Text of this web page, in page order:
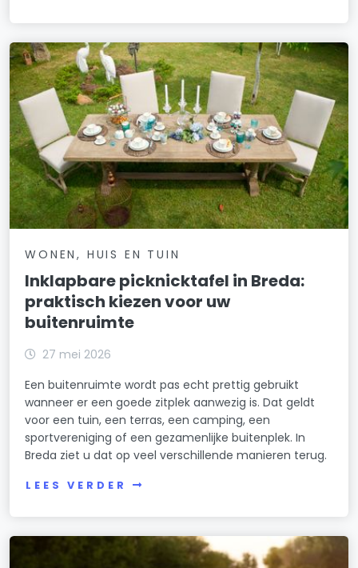
WONEN, HUIS EN TUIN
Inklapbare picknicktafel in Breda:
praktisch kiezen voor uw
buitenruimte
27 mei 2026
Een buitenruimte wordt pas echt prettig gebruikt
wanneer er een goede zitplek aanwezig is. Dat geldt
voor een tuin, een terras, een camping, een
sportvereniging of een gezamenlijke buitenplek. In
Breda ziet u dat op veel verschillende manieren terug.
LEES VERDER